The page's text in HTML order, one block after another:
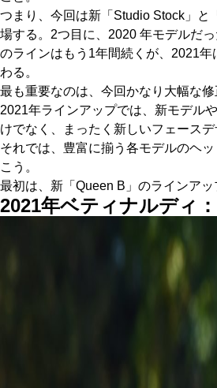
つまり、今回は新「Studio Stock」と
場する。2つ目に、2020 年モデルだっ
のラインはもう1年間続くが、2021
わる。
最も重要なのは、今回かなり大幅な修
2021年ラインアップでは、新モデル
けでなく、まったく新しいフェースデ
それでは、豊富に揃う各モデルのヘ
こう。
最初は、新「Queen B」のラインアッ
2021年ベティナルディ